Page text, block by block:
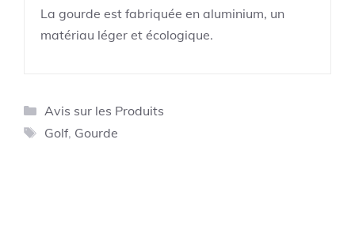
La gourde est fabriquée en aluminium, un
matériau léger et écologique.
Catégories
Avis sur les Produits
Étiquettes
Golf, Gourde